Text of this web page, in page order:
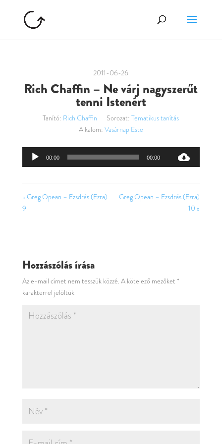
2011-06-26
Rich Chaffin – Ne várj nagyszerűt
tenni Istenért
Tanító: Rich Chaffin Sorozat: Tematikus tanítás
Alkalom: Vasárnap Este
Audió
00:00 00:00
« Greg Opean – Ezsdrás (Ezra)
9
Greg Opean – Ezsdrás (Ezra)
10 »
Hozzászólás írása
Az e-mail címet nem tesszük közzé. A kötelező mezőket *
karakterrel jelöltük